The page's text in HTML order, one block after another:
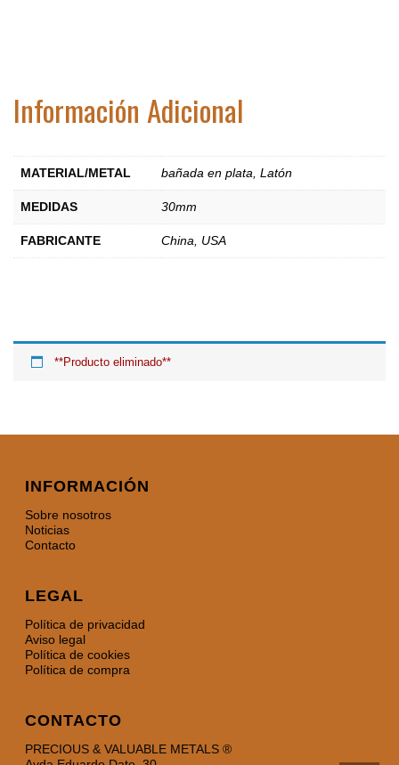
Información Adicional
MATERIAL/METAL bañada en plata, Latón
MEDIDAS 30mm
FABRICANTE China, USA
**Producto eliminado**
INFORMACIÓN
Sobre nosotros
Noticias
Contacto
LEGAL
Política de privacidad
Aviso legal
Política de cookies
Política de compra
CONTACTO
PRECIOUS & VALUABLE METALS ®